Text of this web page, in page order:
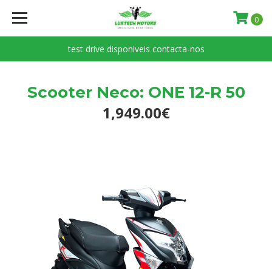
test drive disponiveis contacta-nos
0
Scooter Neco: ONE 12-R 50
1,949.00€